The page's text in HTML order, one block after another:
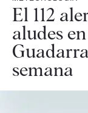
El 112
aludes
semana